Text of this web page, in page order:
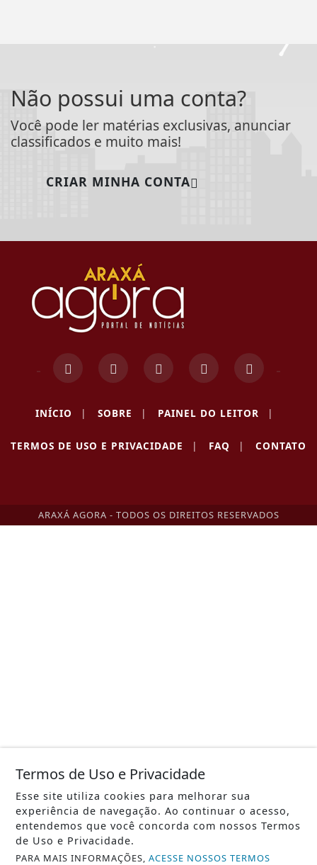
Não possui uma conta?
Você pode ler matérias exclusivas, anunciar
classificados e muito mais!
CRIAR MINHA CONTA
INÍCIO | SOBRE | PAINEL DO LEITOR |
TERMOS DE USO E PRIVACIDADE | FAQ | CONTATO
ARAXÁ AGORA - TODOS OS DIREITOS RESERVADOS
Termos de Uso e Privacidade
Esse site utiliza cookies para melhorar sua
experiência de navegação. Ao continuar o acesso,
entendemos que você concorda com nossos Termos
de Uso e Privacidade.
PARA MAIS INFORMAÇÕES,ACESSE NOSSOS TERMOS